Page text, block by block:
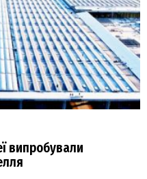
випробували